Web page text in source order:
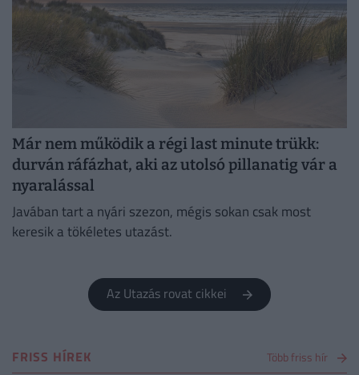
Már nem működik a régi last minute trükk:
durván ráfázhat, aki az utolsó pillanatig vár a
nyaralással
Javában tart a nyári szezon, mégis sokan csak most
keresik a tökéletes utazást.
Az Utazás rovat cikkei
FRISS HÍREK Több friss hír